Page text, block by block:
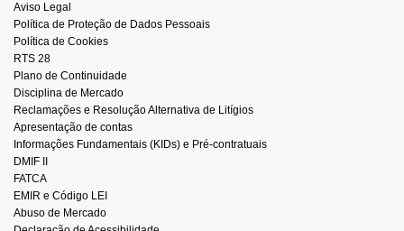
Aviso Legal
Política de Proteção de Dados Pessoais
Política de Cookies
RTS 28
Plano de Continuidade
Disciplina de Mercado
Reclamações e Resolução Alternativa de Litígios
Apresentação de contas
Informações Fundamentais (KIDs) e Pré-contratuais
DMIF II
FATCA
EMIR e Código LEI
Abuso de Mercado